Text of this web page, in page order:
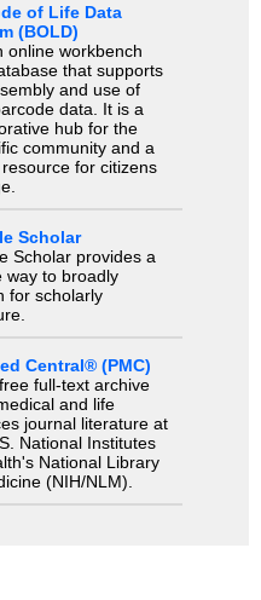
of Life Data
(BOLD)
online workbench
that supports
and use of
data. It is a
hub for the
community and a
for citizens
Scholar
Scholar provides a
way to broadly
for scholarly
Central® (PMC)
full-text archive
and life
journal literature at
National Institutes
National Library
(NIH/NLM).